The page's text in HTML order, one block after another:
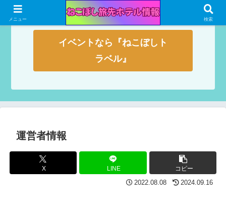
イベントなら『ねこぼしト
ラベル』
運営者情報
X LINE コピー
2022.08.08 2024.09.16
メニュー 検索